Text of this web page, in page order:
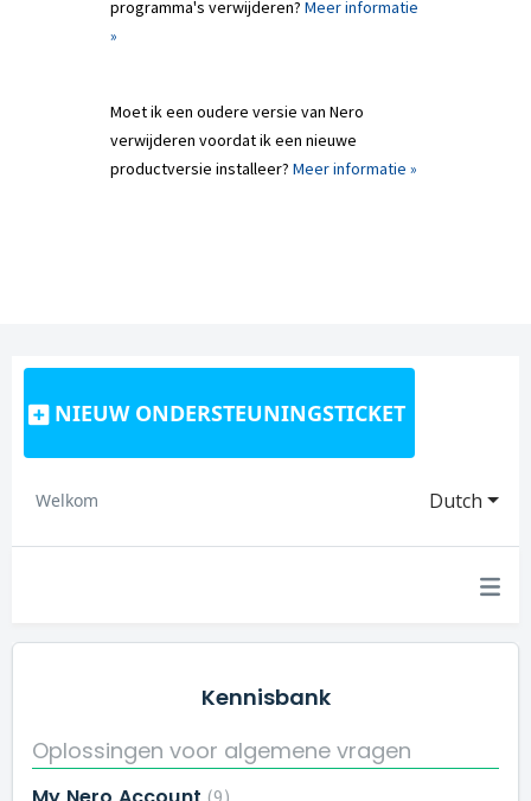
programma's verwijderen? Meer informatie
»
Moet ik een oudere versie van Nero
verwijderen voordat ik een nieuwe
productversie installeer? Meer informatie »
NIEUW ONDERSTEUNINGSTICKET
Dutch
Welkom
Kennisbank
Oplossingen voor algemene vragen
9